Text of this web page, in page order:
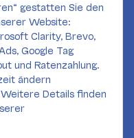
gestatten Sie den
Website:
Clarity, Brevo,
Google Tag
und Ratenzahlung.
ändern
Details finden